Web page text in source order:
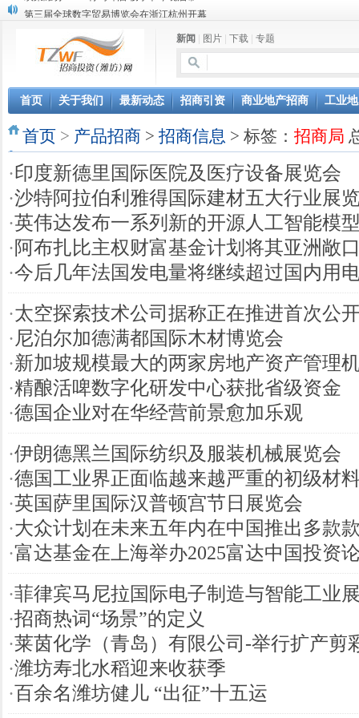
第三届全球数字贸易博览会在浙江杭州开幕
潍坊招商局讯：2024中日韩产业合作发展论坛开幕
昌乐大项目“拔节生长”赋能高质量发展
格润麦尔高端淀粉预混料智能制造项目顺利通过验收
潍坊招商局转：潍坊的冬日“秋景”
潍坊招商局转：潍坊历史名人--燕肃
香港上市公司投资信息
欢聚潍坊·2024青岛啤酒 畅享节今晚启幕
新闻 图片 下载 专题
首页 关于我们 最新动态 招商引资 商业地产招商 工业
首页 > 产品招商 > 招商信息 > 标签： 招商局
·印度新德里国际医院及医疗设备展览会
·沙特阿拉伯利雅得国际建材五大行业展
·英伟达发布一系列新的开源人工智能模
·阿布扎比主权财富基金计划将其亚洲敞
·今后几年法国发电量将继续超过国内用
·太空探索技术公司据称正在推进首次公
·尼泊尔加德满都国际木材博览会
·新加坡规模最大的两家房地产资产管理
·精酿活啤数字化研发中心获批省级资金
·德国企业对在华经营前景愈加乐观
·伊朗德黑兰国际纺织及服装机械展览会
·德国工业界正面临越来越严重的初级材
·英国萨里国际汉普顿宫节日展览会
·大众计划在未来五年内在中国推出多款
·富达基金在上海举办2025富达中国投资
·菲律宾马尼拉国际电子制造与智能工业
·招商热词“场景”的定义
·莱茵化学（青岛）有限公司-举行扩产剪
·潍坊寿北水稻迎来收获季
·百余名潍坊健儿 “出征”十五运